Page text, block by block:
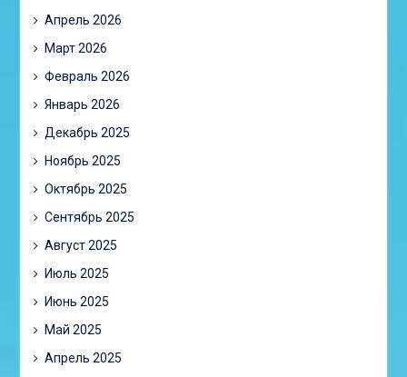
Апрель 2026
Март 2026
Февраль 2026
Январь 2026
Декабрь 2025
Ноябрь 2025
Октябрь 2025
Сентябрь 2025
Август 2025
Июль 2025
Июнь 2025
Май 2025
Апрель 2025